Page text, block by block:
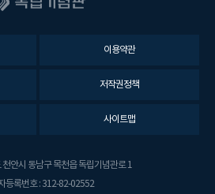
이용약관
저작권정책
사이트맵
안시 동남구 목천읍 독립기념관로 1
등록번호 : 312-82-02552